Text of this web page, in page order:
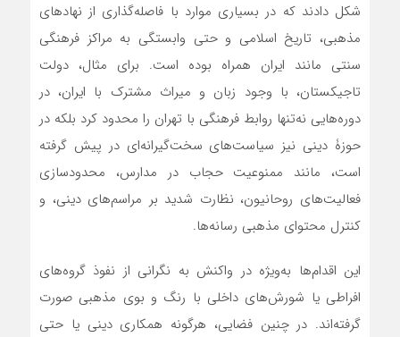
شکل دادند که در بسیاری موارد با فاصله‌گذاری از نهادهای
مذهبی، تاریخ اسلامی و حتی وابستگی به مراکز فرهنگی
سنتی مانند ایران همراه بوده است. برای مثال، دولت
تاجیکستان، با وجود زبان و میراث مشترک با ایران، در
دوره‌هایی نه‌تنها روابط فرهنگی با تهران را محدود کرد بلکه در
حوزۀ دینی نیز سیاست‌های سخت‌گیرانه‌ای در پیش گرفته
است، مانند ممنوعیت حجاب در مدارس، محدودسازی
فعالیت‌های روحانیون، نظارت شدید بر مراسم‌های دینی، و
کنترل محتوای مذهبی رسانه‌ها.
این اقدام‌ها به‌ویژه در واکنش به نگرانی از نفوذ گروه‌های
افراطی یا شورش‌های داخلی با رنگ و بوی مذهبی صورت
گرفته‌اند. در چنین فضایی، هرگونه همکاری دینی یا حتی